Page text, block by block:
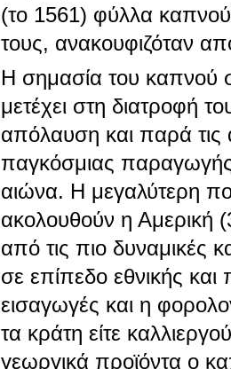
(το 1561) φύλλα
τους, ανακουφιζόταν
Η σημασία του καπνού
μετέχει στη διατροφή
απόλαυση και παρά τις
παγκόσμιας
αιώνα. Η μεγαλύτερη
ακολουθούν η Αμερική
από τις πιο δυναμικές
σε επίπεδο εθνικής και
εισαγωγές και η
τα κράτη είτε
γεωργικά προϊόντα ο